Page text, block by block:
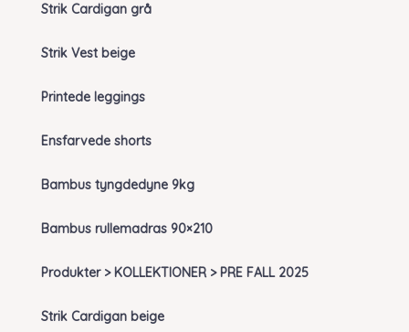
Strik Cardigan grå
Strik Vest beige
Printede leggings
Ensfarvede shorts
Bambus tyngdedyne 9kg
Bambus rullemadras 90×210
Produkter > KOLLEKTIONER > PRE FALL 2025
Strik Cardigan beige